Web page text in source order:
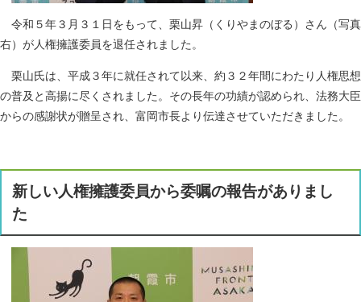
令和５年３月３１日をもって、栗山昇（くりやまのぼる）さん（写真
右）が人権擁護委員を退任されました。
栗山氏は、平成３年に就任されて以来、約３２年間にわたり人権思想
の普及と高揚に尽くされました。その長年の功績が認められ、法務大臣
からの感謝状が贈呈され、富岡市長より伝達させていただきました。
新しい人権擁護委員から委嘱の報告がありまし
た